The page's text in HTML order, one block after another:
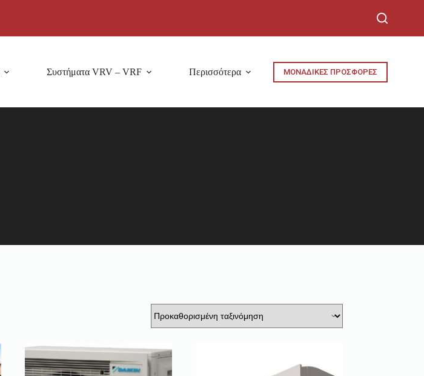
Συστήματα VRV – VRF Περισσότερα ΜΟΝΑΔΙΚΕΣ ΠΡΟΣΦΟΡΕΣ